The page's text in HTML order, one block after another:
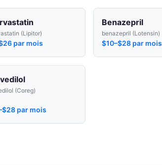
(Lipitor)
par mois
Benazepril
benazepril (Lotensin)
$10–$28 par mois
(Coreg)
par mois